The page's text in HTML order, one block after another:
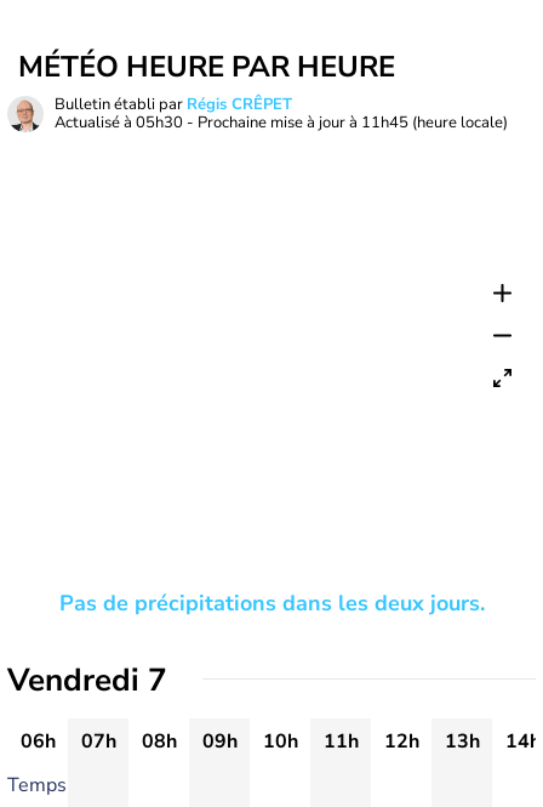
MÉTÉO HEURE PAR HEURE
Bulletin établi par Régis CRÊPET
Actualisé à 05h30 - Prochaine mise à jour à 11h45 (heure locale)
Pas de précipitations dans les deux jours.
Vendredi 7
06h 07h 08h 09h 10h 11h 12h 13h
14h
Temps